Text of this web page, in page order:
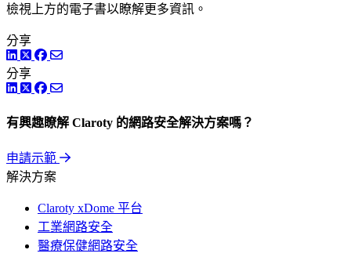
檢視上方的電子書以瞭解更多資訊。
分享
LinkedIn
TwitterFacebook
分享
LinkedIn
TwitterFacebook
有興趣瞭解 Claroty 的網路安全解決方案嗎？
申請示範
解決方案
Claroty xDome 平台
工業網路安全
醫療保健網路安全